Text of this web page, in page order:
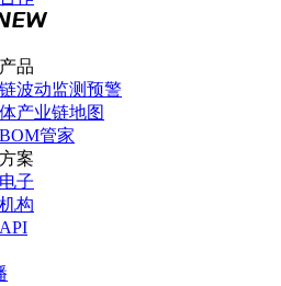
品
波动监测预警
产业链地图
管家
案
子
构